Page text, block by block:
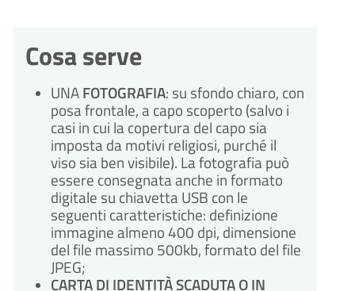
Cosa serve
UNAFOTOGRAFIA: su sfondo chiaro, con
posa frontale, a capo scoperto (salvo i
casi in cui la copertura del capo sia
imposta da motivi religiosi, purché il
viso sia ben visibile). La fotografia può
essere consegnata anche in formato
digitale su chiavetta USB con le
seguenti caratteristiche: definizione
immagine almeno 400 dpi, dimensione
del file massimo 500kb, formato del file
JPEG;
CARTA DI IDENTITÀ SCADUTA O IN